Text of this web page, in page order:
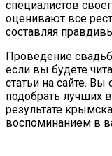
специалистов
оценивают все
составляя
Проведение
если вы будете
статьи на сайте.
подобрать лучших
результате
воспоминанием в